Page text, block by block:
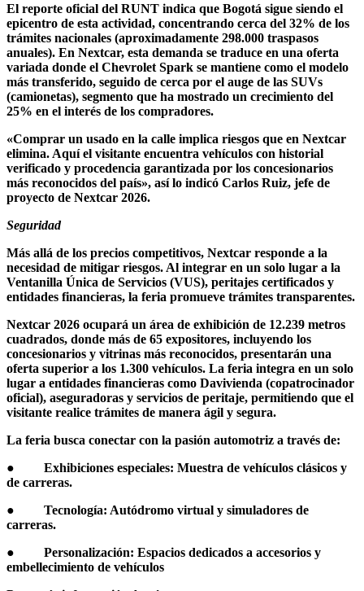
El reporte oficial del RUNT indica que Bogotá sigue siendo el
epicentro de esta actividad, concentrando cerca del 32% de los
trámites nacionales (aproximadamente 298.000 traspasos
anuales). En Nextcar, esta demanda se traduce en una oferta
variada donde el Chevrolet Spark se mantiene como el modelo
más transferido, seguido de cerca por el auge de las SUVs
(camionetas), segmento que ha mostrado un crecimiento del
25% en el interés de los compradores.
«Comprar un usado en la calle implica riesgos que en Nextcar
elimina. Aquí el visitante encuentra vehículos con historial
verificado y procedencia garantizada por los concesionarios
más reconocidos del país», así lo indicó Carlos Ruiz, jefe de
proyecto de Nextcar 2026.
Seguridad
Más allá de los precios competitivos, Nextcar responde a la
necesidad de mitigar riesgos. Al integrar en un solo lugar a la
Ventanilla Única de Servicios (VUS), peritajes certificados y
entidades financieras, la feria promueve trámites transparentes.
Nextcar 2026 ocupará un área de exhibición de 12.239 metros
cuadrados, donde más de 65 expositores, incluyendo los
concesionarios y vitrinas más reconocidos, presentarán una
oferta superior a los 1.300 vehículos. La feria integra en un solo
lugar a entidades financieras como Davivienda (copatrocinador
oficial), aseguradoras y servicios de peritaje, permitiendo que el
visitante realice trámites de manera ágil y segura.
La feria busca conectar con la pasión automotriz a través de:
● Exhibiciones especiales: Muestra de vehículos clásicos y
de carreras.
● Tecnología: Autódromo virtual y simuladores de
carreras.
● Personalización: Espacios dedicados a accesorios y
embellecimiento de vehículos